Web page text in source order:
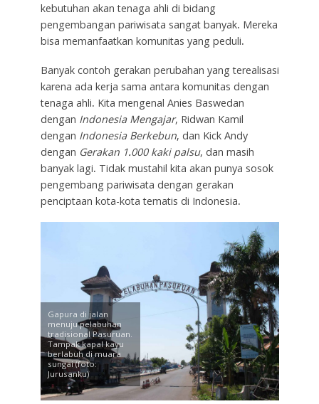
kebutuhan akan tenaga ahli di bidang
pengembangan pariwisata sangat banyak. Mereka
bisa memanfaatkan komunitas yang peduli.
Banyak contoh gerakan perubahan yang terealisasi
karena ada kerja sama antara komunitas dengan
tenaga ahli. Kita mengenal Anies Baswedan
dengan Indonesia Mengajar, Ridwan Kamil
dengan Indonesia Berkebun, dan Kick Andy
dengan Gerakan 1.000 kaki palsu, dan masih
banyak lagi. Tidak mustahil kita akan punya sosok
pengembang pariwisata dengan gerakan
penciptaan kota-kota tematis di Indonesia.
Gapura di jalan
menuju pelabuhan
tradisional Pasuruan.
Tampak kapal kayu
berlabuh di muara
sungai (foto:
Jurusanku)